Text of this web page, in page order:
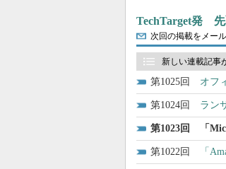
TechTarget発
次回の掲載をメー
新しい連載記事
1025 オフ
1024 ラン
1023 「
1022 「